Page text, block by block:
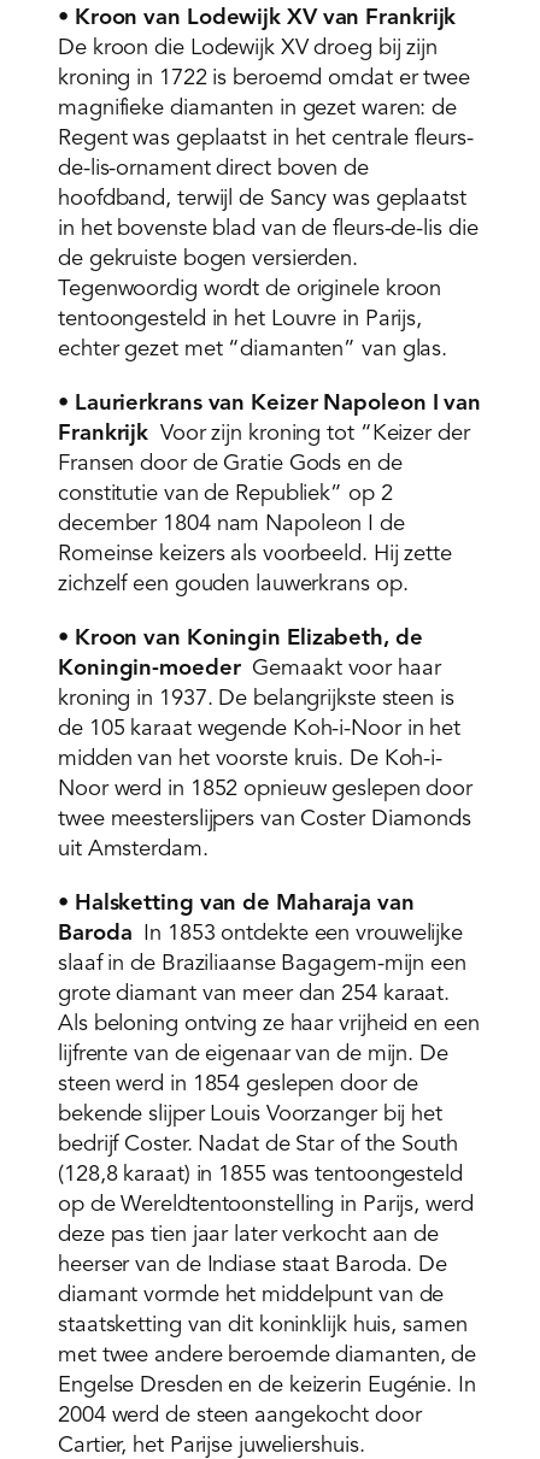
• Kroon van Lodewijk XV van Frankrijk
De kroon die Lodewijk XV droeg bij zijn
kroning in 1722 is beroemd omdat er twee
magnifieke diamanten in gezet waren: de
Regent was geplaatst in het centrale fleurs-
de-lis-ornament direct boven de
hoofdband, terwijl de Sancy was geplaatst
in het bovenste blad van de fleurs-de-lis die
de gekruiste bogen versierden.
Tegenwoordig wordt de originele kroon
tentoongesteld in het Louvre in Parijs,
echter gezet met “diamanten” van glas.
• Laurierkrans van Keizer Napoleon I van
Frankrijk Voor zijn kroning tot “Keizer der
Fransen door de Gratie Gods en de
constitutie van de Republiek” op 2
december 1804 nam Napoleon I de
Romeinse keizers als voorbeeld. Hij zette
zichzelf een gouden lauwerkrans op.
• Kroon van Koningin Elizabeth, de
Koningin-moederGemaakt voor haar
kroning in 1937. De belangrijkste steen is
de 105 karaat wegende Koh-i-Noor in het
midden van het voorste kruis. De Koh-i-
Noor werd in 1852 opnieuw geslepen door
twee meesterslijpers van Coster Diamonds
uit Amsterdam.
• Halsketting van de Maharaja van
Baroda In 1853 ontdekte een vrouwelijke
slaaf in de Braziliaanse Bagagem-mijn een
grote diamant van meer dan 254 karaat.
Als beloning ontving ze haar vrijheid en een
lijfrente van de eigenaar van de mijn. De
steen werd in 1854 geslepen door de
bekende slijper Louis Voorzanger bij het
bedrijf Coster. Nadat de Star of the South
(128,8 karaat) in 1855 was tentoongesteld
op de Wereldtentoonstelling in Parijs, werd
deze pas tien jaar later verkocht aan de
heerser van de Indiase staat Baroda. De
diamant vormde het middelpunt van de
staatsketting van dit koninklijk huis, samen
met twee andere beroemde diamanten, de
Engelse Dresden en de keizerin Eugénie. In
2004 werd de steen aangekocht door
Cartier, het Parijse juweliershuis.